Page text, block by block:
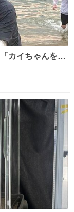
。」って。